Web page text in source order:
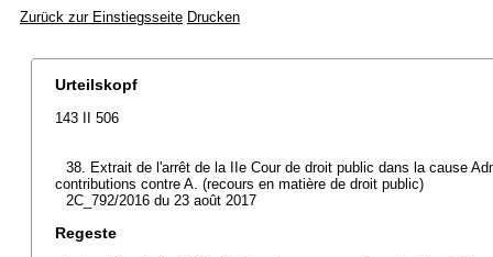
Zurück zur Einstiegsseite Drucken
Urteilskopf
143 II 506
38. Extrait de l'arrêt de la IIe Cour de droit public dans la cause
contributions contre A. (recours en matière de droit public)
2C_792/2016 du 23 août 2017
Regeste